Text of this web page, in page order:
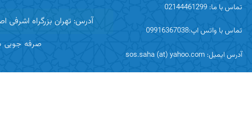
تماس با ما: 02144461299
تماس با واتس اپ:09916367038
آدرس ایمیل: sos.saha (at) yahoo.com
آدرس: تهران بزرگراه اشرفی اصفهانی خیابان 22 بهمن
صرفه جویی